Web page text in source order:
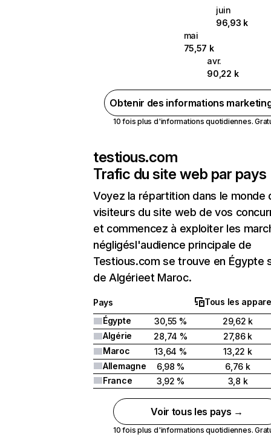
juin
96,93 k
mai
75,57 k
avr.
90,22 k
Obtenir des informations
10 fois plus d'informations quotidiennes.
testious.com
Trafic du site web par pays
Voyez la répartition dans le monde
visiteurs du site web de vos
et commencez à exploiter les
négligésl'audience principale de
Testious.com se trouve en Égypte
de Algérieet Maroc.
Pays
Tous les
Égypte
30,55 %
29,62 k
Algérie
28,74 %
27,86 k
Maroc
13,64 %
13,22 k
Allemagne
6,98 %
6,76 k
France
3,92 % 3,8 k
Voir tous les pays →
10 fois plus d'informations quotidiennes.